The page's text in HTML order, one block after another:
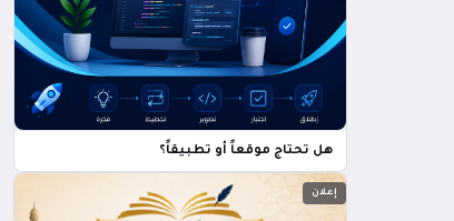
هل تحتاج موقعاً أو تطبيقاً؟
إعلان